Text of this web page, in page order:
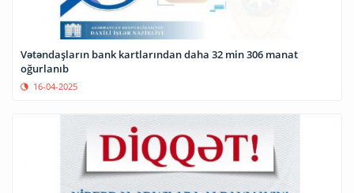
Vətəndaşların bank kartlarından daha 32 min 306 manat
oğurlanıb
16-04-2025